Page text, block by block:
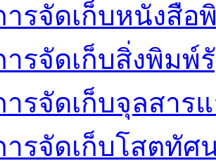
ารจัดเก็บหนังสือ
ารจัดเก็บสิ่งพิมพ์
ารจัดเก็บจุลสาร
ารจัดเก็บโสตทัศ